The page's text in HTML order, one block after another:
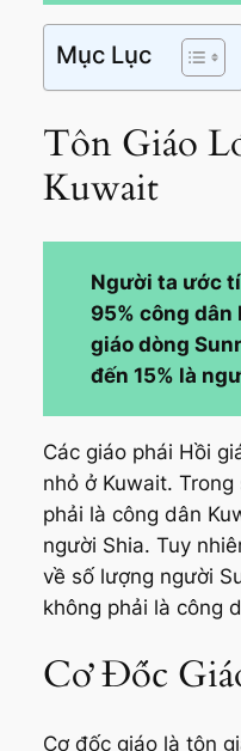
Mục Lục
Tôn Giáo
Kuwait
Người ta ước
95% công
giáo dòng
đến 15% là
Các giáo phái Hồi
nhỏ ở Kuwait.
phải là công dân
người Shia. Tuy
về số lượng người
không phải là công
Cơ Đốc
Cơ đốc giáo là tôn